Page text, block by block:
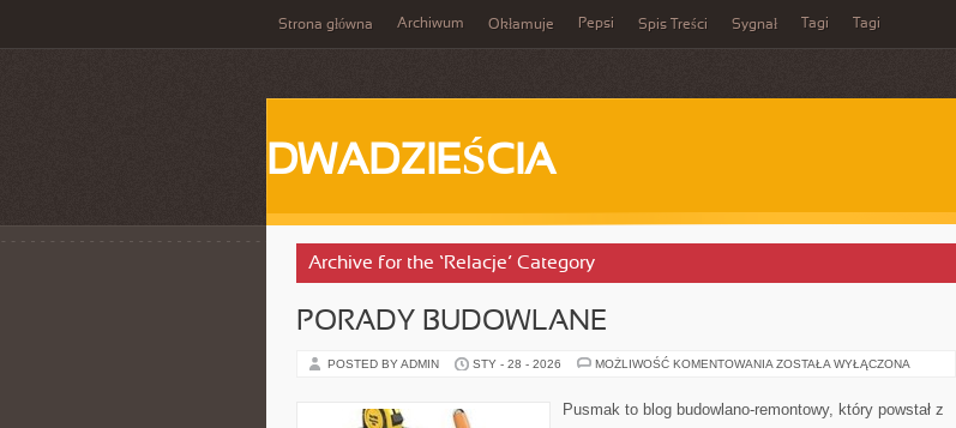
Strona główna Archiwum Okłamuje Pepsi Spis Treści Sygnał Tagi Tagi
DWADZIEŚCIA
Archive for the ‘Relacje’ Category
PORADY BUDOWLANE
POSTED BY ADMIN STY - 28 - 2026 MOŻLIWOŚĆ KOMENTOWANIA PORADY
ZOSTAŁA WYŁĄCZONA
Pusmak to blog budowlano-remontowy, który powstał z